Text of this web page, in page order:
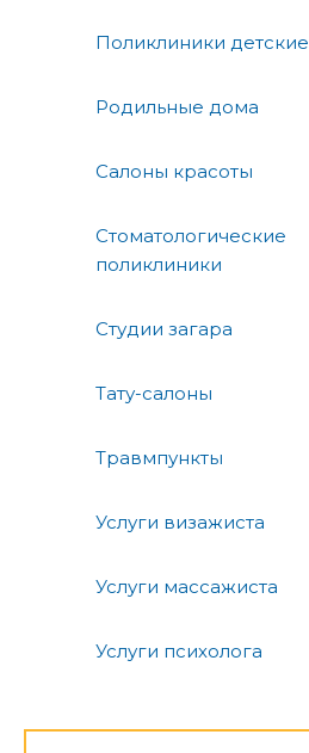
Поликлиники детские
Родильные дома
Салоны красоты
Стоматологические
поликлиники
Студии загара
Тату-салоны
Травмпункты
Услуги визажиста
Услуги массажиста
Услуги психолога